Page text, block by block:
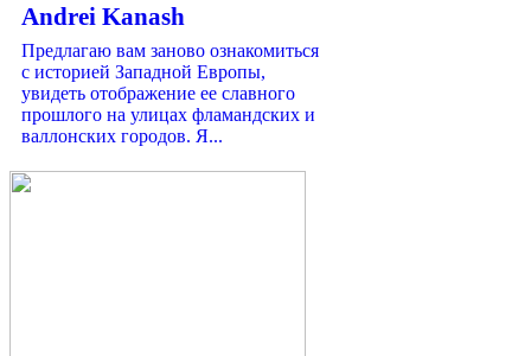
Andrei Kanash
Предлагаю вам заново ознакомиться
с историей Западной Европы,
увидеть отображение ее славного
прошлого на улицах фламандских и
валлонских городов. Я...